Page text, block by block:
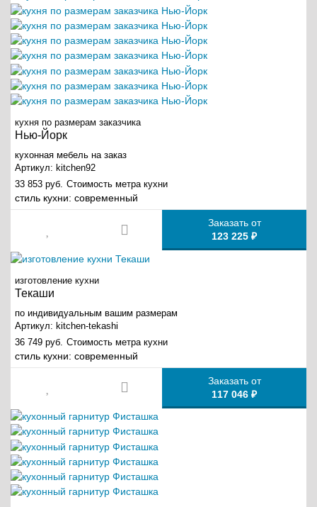
кухня по размерам заказчика
Нью-Йорк
кухонная мебель на заказ
Артикул: kitchen92
33 853 руб. Стоимость метра кухни
стиль кухни: современный
Заказать от
123 225 ₽
изготовление кухни
Текаши
по индивидуальным вашим размерам
Артикул: kitchen-tekashi
36 749 руб. Стоимость метра кухни
стиль кухни: современный
Заказать от
117 046 ₽